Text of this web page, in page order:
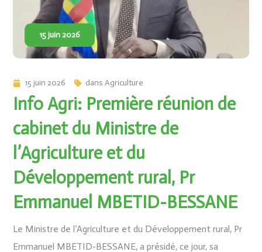
15 juin 2026
15 juin 2026 dansAgriculture
Info Agri: Première réunion de
cabinet du Ministre de
l’Agriculture et du
Développement rural, Pr
Emmanuel MBETID-BESSANE
Le Ministre de l’Agriculture et du Développement rural, Pr
Emmanuel MBETID-BESSANE, a présidé, ce jour, sa